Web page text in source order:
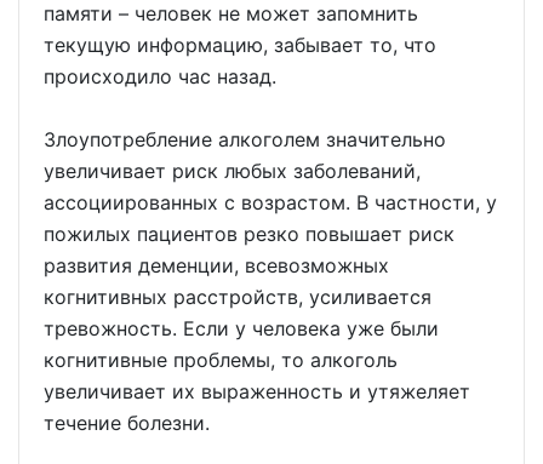
памяти – человек не может запомнить
текущую информацию, забывает то, что
происходило час назад.
Злоупотребление алкоголем значительно
увеличивает риск любых заболеваний,
ассоциированных с возрастом. В частности, у
пожилых пациентов резко повышает риск
развития деменции, всевозможных
когнитивных расстройств, усиливается
тревожность. Если у человека уже были
когнитивные проблемы, то алкоголь
увеличивает их выраженность и утяжеляет
течение болезни.